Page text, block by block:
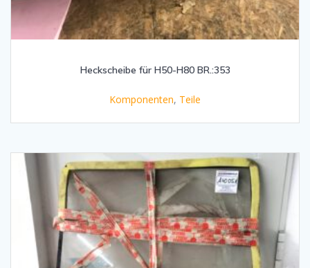
Heckscheibe für H50-H80 BR.:353
Komponenten, Teile